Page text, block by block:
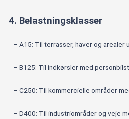
4. Belastningsklasser
– A15: Til terrasser, haver og arealer
– B125: Til indkørsler med
– C250: Til kommercielle områder
– D400: Til industriområder og veje